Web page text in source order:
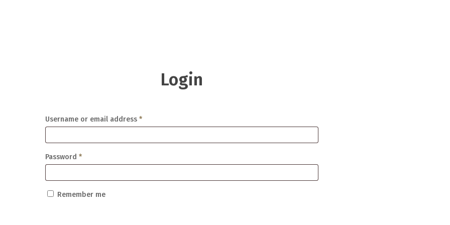
Login
Username or email address *
Password *
Remember me